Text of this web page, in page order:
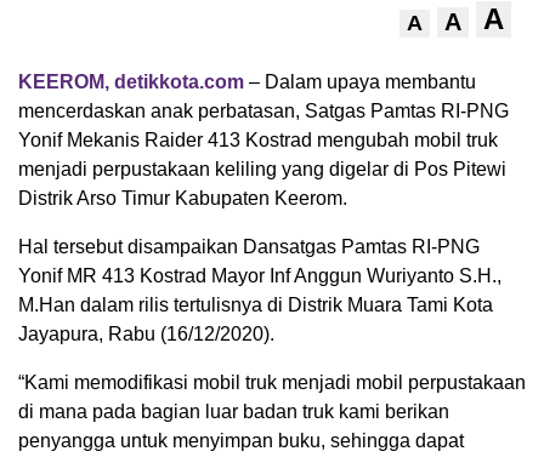
A A A
KEEROM, detikkota.com – Dalam upaya membantu
mencerdaskan anak perbatasan, Satgas Pamtas RI-PNG
Yonif Mekanis Raider 413 Kostrad mengubah mobil truk
menjadi perpustakaan keliling yang digelar di Pos Pitewi
Distrik Arso Timur Kabupaten Keerom.
Hal tersebut disampaikan Dansatgas Pamtas RI-PNG
Yonif MR 413 Kostrad Mayor Inf Anggun Wuriyanto S.H.,
M.Han dalam rilis tertulisnya di Distrik Muara Tami Kota
Jayapura, Rabu (16/12/2020).
“Kami memodifikasi mobil truk menjadi mobil perpustakaan
di mana pada bagian luar badan truk kami berikan
penyangga untuk menyimpan buku, sehingga dapat